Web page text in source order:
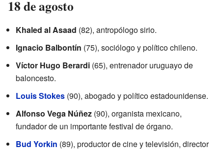
18 de agosto
Khaled al Asaad (82), antropólogo sirio.
Ignacio Balbontín (75), sociólogo y político chileno.
Víctor Hugo Berardi (65), entrenador uruguayo de
baloncesto.
Louis Stokes (90), abogado y político estadounidense.
Alfonso Vega Núñez (90), organista mexicano,
fundador de un importante festival de órgano.
Bud Yorkin (89), productor de cine y televisión, director